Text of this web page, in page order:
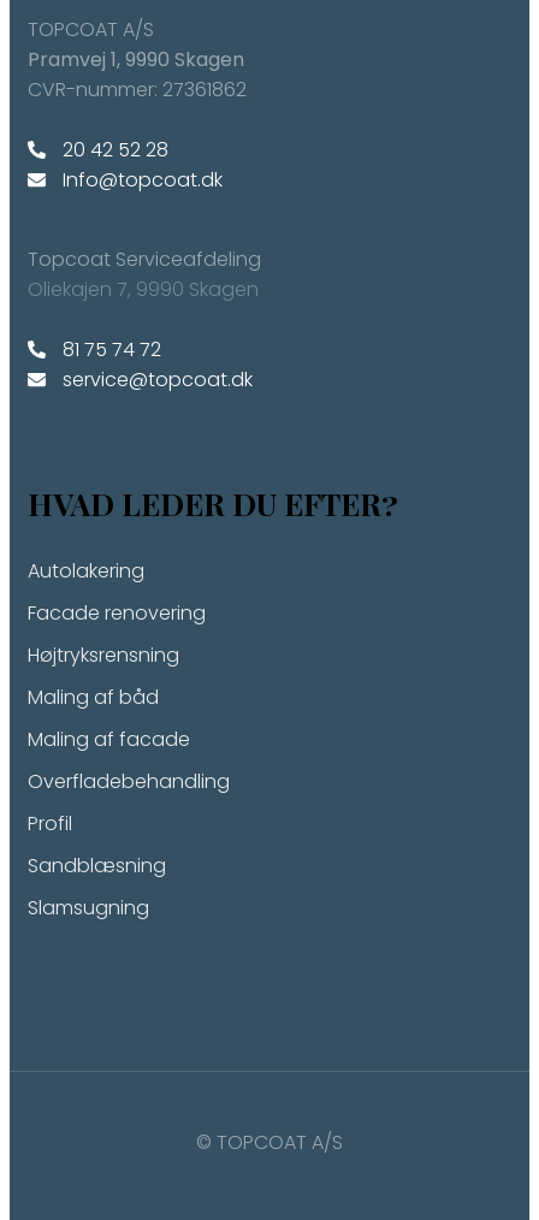
TOPCOAT A/S
​Pramvej 1, ​9990 Skagen
CVR-nummer: 27361862
20 42 52 28
Info@topcoat.dk
Topcoat Serviceafdeling
​Oliekajen 7, ​9990 Skagen​
​81 75 74 72
service@topcoat.dk
HVAD LEDER DU EFTER?
Autolakering
Facade renovering
Højtryksrensning
Maling af båd
Maling af facade
Overfladebehandling
Profil
Sandblæsning
Slamsugning
© TOPCOAT A/S